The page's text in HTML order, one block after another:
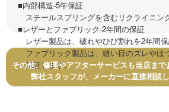
■内部構造-5年保証
スチールスプリングを含むリクライニン
■レザーとファブリック-2年間の保証
レザー製品は、破れやひび割れを2年間保
ファブリック製品は、縫い目のズレやほ
保証します。
その他、修理やアフターサービスも当店まで
弊社スタッフが、メーカーに直接相談